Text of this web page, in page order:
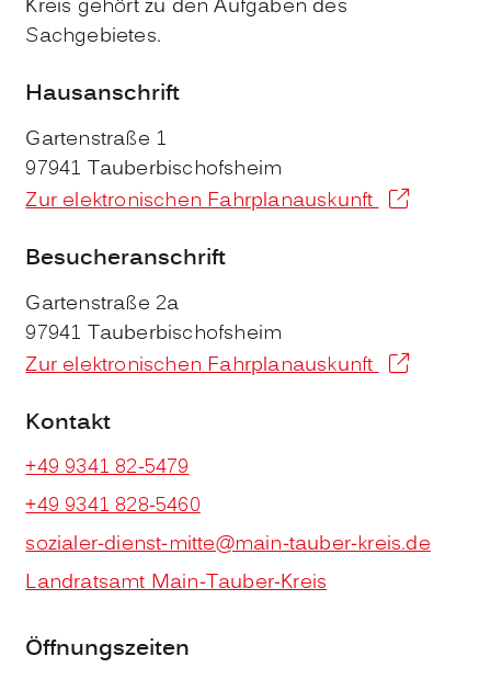
Kreis gehört zu den Aufgaben des
Sachgebietes.
Hausanschrift
Gartenstraße 1
97941 Tauberbischofsheim
Zur elektronischen Fahrplanauskunft
Besucheranschrift
Gartenstraße 2a
97941 Tauberbischofsheim
Zur elektronischen Fahrplanauskunft
Kontakt
+49 9341 82-5479
+49 9341 828-5460
sozialer-dienst-mitte@main-tauber-kreis.de
Landratsamt Main-Tauber-Kreis
Öffnungszeiten